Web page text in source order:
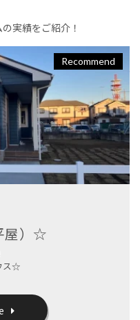
実績をご紹介！
Recommend
屋）☆
ス☆